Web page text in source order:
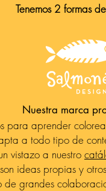
Tenemos 2 formas
Nuestra marca
para aprender
a todo tipo de
vistazo a nuestro
ideas propias y
de grandes